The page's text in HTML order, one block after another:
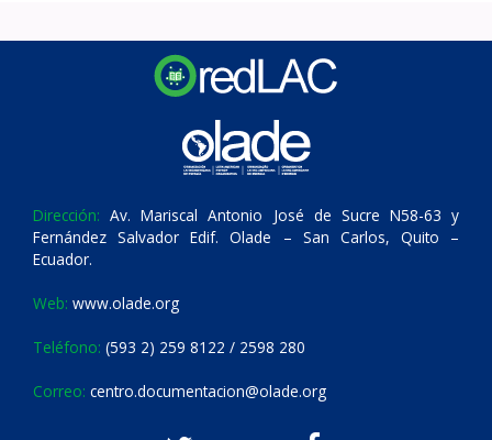
Dirección: Av. Mariscal Antonio José de Sucre N58-63 y
Fernández Salvador Edif. Olade – San Carlos, Quito –
Ecuador.
Web: www.olade.org
Teléfono: (593 2) 259 8122 / 2598 280
Correo: centro.documentacion@olade.org